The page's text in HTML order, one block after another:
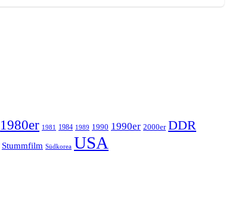
1980er 1981 1984 1989 1990 1990er 2000er DDR
Stummfilm Südkorea USA